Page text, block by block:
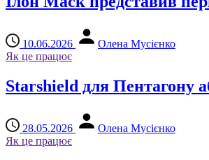
10.06.2026
Олена Мусієнко
Як це працює
Starshield для Пентагону
28.05.2026
Олена Мусієнко
Як це працює